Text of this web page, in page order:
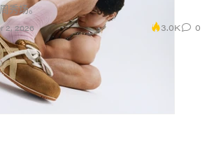
秀场。
2, 2026 3.0K 0